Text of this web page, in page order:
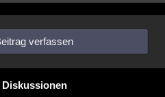
verfassen